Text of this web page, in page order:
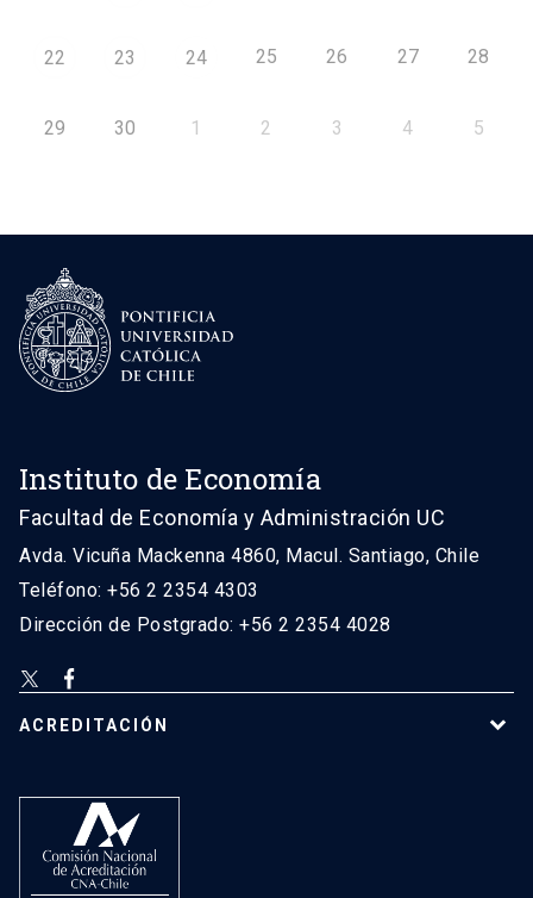
22 23 24 25 26 27 28
29 30 1 2 3 4 5
Instituto de Economía
Facultad de Economía y Administración UC
Avda. Vicuña Mackenna 4860, Macul. Santiago, Chile
Teléfono: +56 2 2354 4303
Dirección de Postgrado: +56 2 2354 4028
ACREDITACIÓN